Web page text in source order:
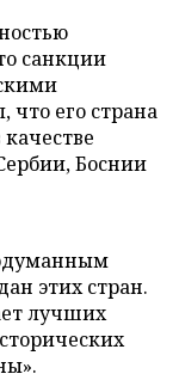
санкции
его страна
Боснии
этих стран.
лучших